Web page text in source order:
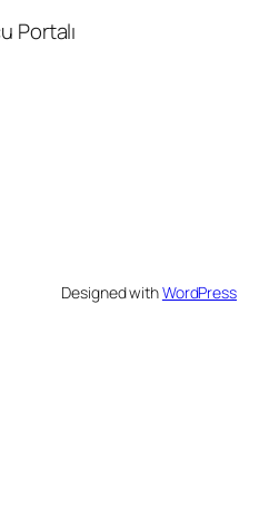
Portalı
Designed withWordPress